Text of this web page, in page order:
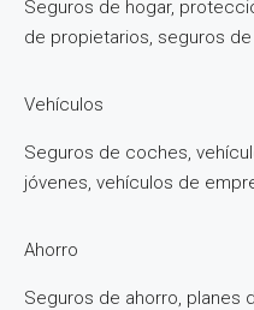
Seguros de hogar,
de propietarios, seguros de
Vehículos
Seguros de coches,
jóvenes, vehículos de
Ahorro
Seguros de ahorro, planes